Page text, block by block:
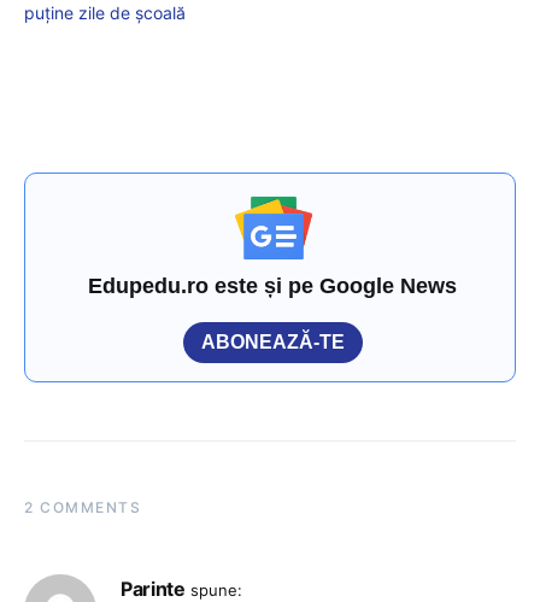
puține zile de școală
Edupedu.ro este și pe Google News
ABONEAZĂ-TE
2 COMMENTS
Parinte spune: